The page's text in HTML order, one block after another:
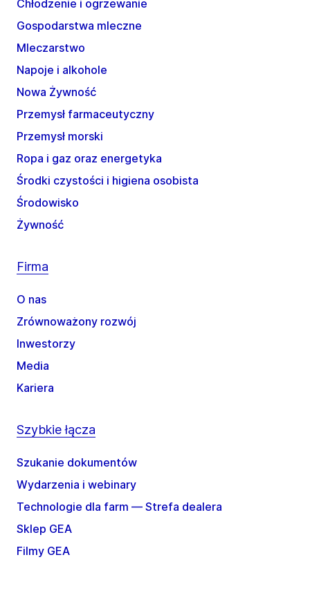
Chłodzenie i ogrzewanie
Gospodarstwa mleczne
Mleczarstwo
Napoje i alkohole
Nowa Żywność
Przemysł farmaceutyczny
Przemysł morski
Ropa i gaz oraz energetyka
Środki czystości i higiena osobista
Środowisko
Żywność
Firma
O nas
Zrównoważony rozwój
Inwestorzy
Media
Kariera
Szybkie łącza
Szukanie dokumentów
Wydarzenia i webinary
Technologie dla farm — Strefa dealera
Sklep GEA
Filmy GEA